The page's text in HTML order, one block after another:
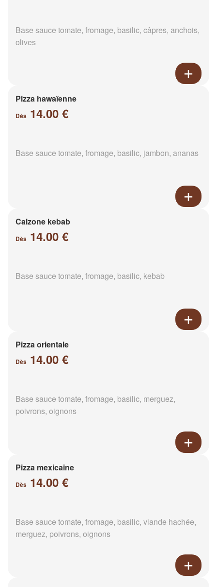
Base sauce tomate, fromage, basilic, câpres, anchois,
olives
Pizza hawaïenne
Dès 14.00 €
Base sauce tomate, fromage, basilic, jambon, ananas
Calzone kebab
Dès 14.00 €
Base sauce tomate, fromage, basilic, kebab
Pizza orientale
Dès 14.00 €
Base sauce tomate, fromage, basilic, merguez,
poivrons, oignons
Pizza mexicaine
Dès 14.00 €
Base sauce tomate, fromage, basilic, viande hachée,
merguez, poivrons, oignons